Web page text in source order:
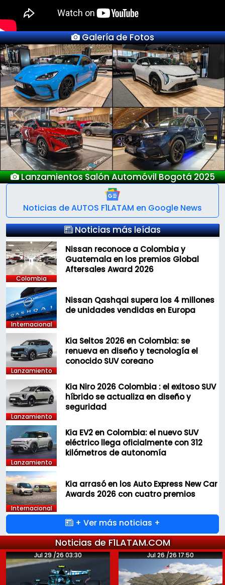
Galería de Fotos
Lanzamientos Salón Automóvil Bogotá 2025
Previous Next
Noticias de AUTOS F1LATAM en Google News
Noticias más leídas
Colombia
Nissan reconoce a Colombia y
Guatemala en los premios Global
Aftersales Award 2026
Internacional
Nissan Qashqai supera los 4 millones
de unidades vendidas en Europa
Lanzamiento
Kia Seltos 2026 en Colombia: se
renueva en diseño y tecnología el
conocido SUV coreano
Lanzamiento
Kia Niro 2026 Colombia : el exitoso SUV
híbrido se actualiza en diseño y
seguridad
Lanzamiento
Kia EV2 en Colombia: el nuevo SUV
eléctrico llega oficialmente con 312
kilómetros de autonomía
Internacional
Kia arrasó en los Auto Express New Car
Awards 2026 con cuatro premios
+ Ver más noticias +
Noticias de F1LATAM.COM
Jul 29 /26 03:30 Jul 26 /26 17:50